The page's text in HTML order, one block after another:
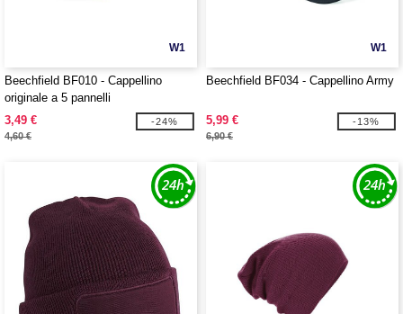
W1
Beechfield BF010 - Cappellino
originale a 5 pannelli
3,49 €
4,60 €
-24%
W1
Beechfield BF034 - Cappellino Army
5,99 €
6,90 €
-13%